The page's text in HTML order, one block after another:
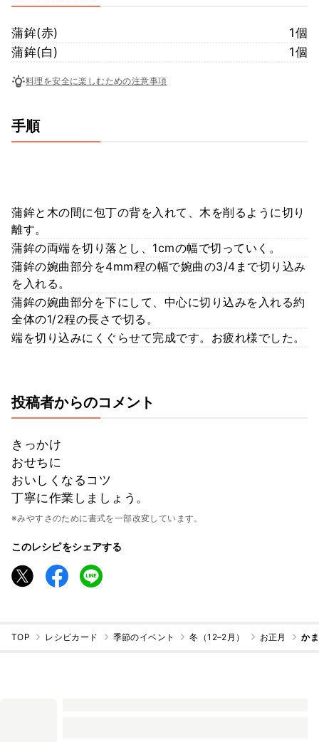
蒲鉾(赤)
1個
蒲鉾(白)
1個
料理を安全に楽しむための注意事項
手順
蒲鉾と木の間に包丁の背を入れて、木を削るように切り
離す。
蒲鉾の両端を切り落とし、1cmの幅で切っていく。
蒲鉾の婉曲部分を4mm程の幅で婉曲の3/4まで切り込み
を入れる。
蒲鉾の婉曲部分を下にして、中心に切り込みを入れる約
全体の1/2程の長さで切る。
端を切り込みにくぐらせて完成です。お疲れ様でした。
投稿者からのコメント
きっかけ
おせちに
おいしくなるコツ
丁寧に作業しましょう。
※みやすさのために書式を一部改変しています。
このレシピをシェアする
TOP レシピカード 季節のイベント 冬（12–2月） お正月 か